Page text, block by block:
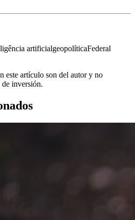
artificialgeopolíticaFederal
este artículo son del autor y no
inversión.